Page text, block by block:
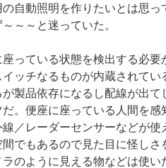
自動照明を作りたいとは思
～～と迷っていた。
座っている状態を検出する必
ッチなるものが内蔵されてい
が製品依存になるし配線が出
。便座に座っている人間を感
線／レーダーセンサーなどが
間でもあるので見た目に怪し
のように見える物などは使い